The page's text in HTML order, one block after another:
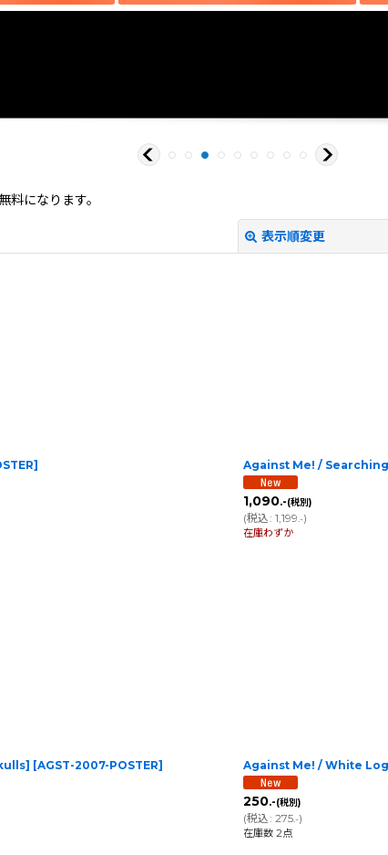
になります。
表示順変更
] Against Me! / Searching
1,090.-(税別)
(税込: 1,199.-)
在庫わずか
[AGST-2007-POSTER] Against Me! / White
250.-(税別)
(税込: 275.-)
在庫数 2点